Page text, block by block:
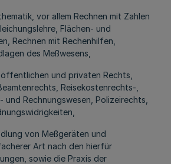
vor allem Rechnen mit Zahlen
Flächen- und
Rechnen mit Rechenhilfen,
des Meßwesens,
und privaten Rechts,
Reisekostenrechts-,
und Rechnungswesen, Polizeirechts,
von Meßgeräten und
Art nach den hierfür
sowie die Praxis der